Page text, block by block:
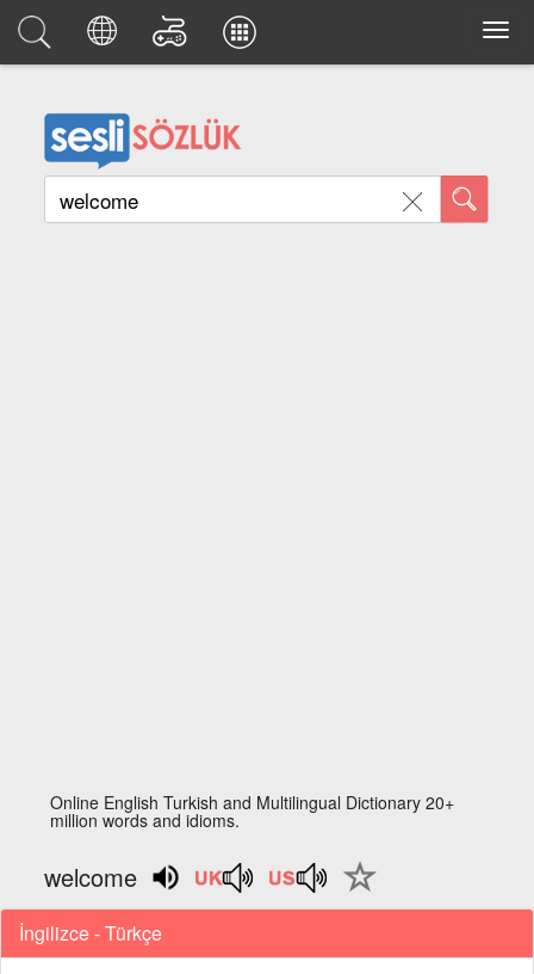
Online English Turkish and Multilingual Dictionary 20+
million words and idioms.
welcome
İngilizce - Türkçe